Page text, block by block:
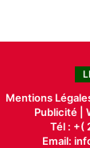
Mentions
Publicité |
Tél : +(
Email: